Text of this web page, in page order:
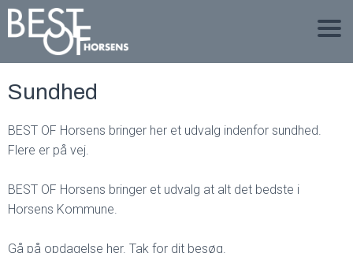
Sundhed
BEST OF Horsens bringer her et udvalg indenfor sundhed.
Flere er på vej.
BEST OF Horsens bringer et udvalg at alt det bedste i
Horsens Kommune.
Gå på opdagelse her. Tak for dit besøg.